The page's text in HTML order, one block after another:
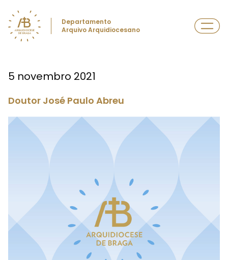
Departamento
Arquivo Arquidiocesano
5 novembro 2021
Doutor José Paulo Abreu